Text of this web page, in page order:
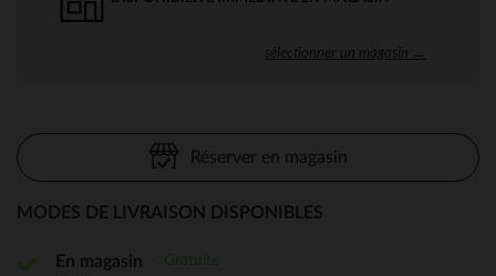
sélectionner un magasin →
Réserver en magasin
MODES DE LIVRAISON DISPONIBLES
En magasin